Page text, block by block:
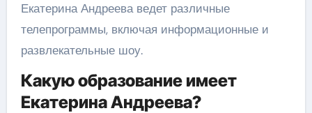
Екатерина Андреева ведет различные
телепрограммы, включая информационные и
развлекательные шоу.
Какую образование имеет
Екатерина Андреева?